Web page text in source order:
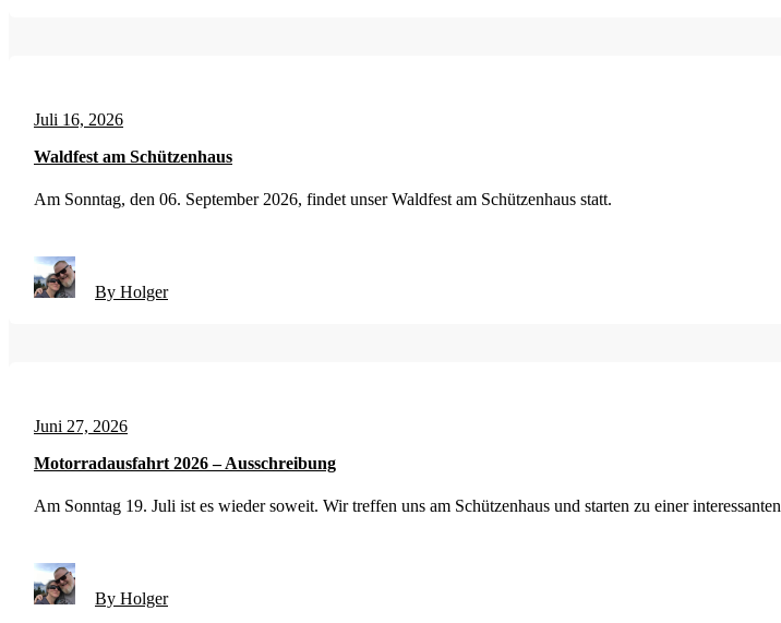
Juli 16, 2026
Waldfest am Schützenhaus
Am Sonntag, den 06. September 2026, findet unser Waldfest am Schützenhaus statt.
By Holger
Juni 27, 2026
Motorradausfahrt 2026 – Ausschreibung
Am Sonntag 19. Juli ist es wieder soweit. Wir treffen uns am Schützenhaus und starten zu einer interessanten
By Holger